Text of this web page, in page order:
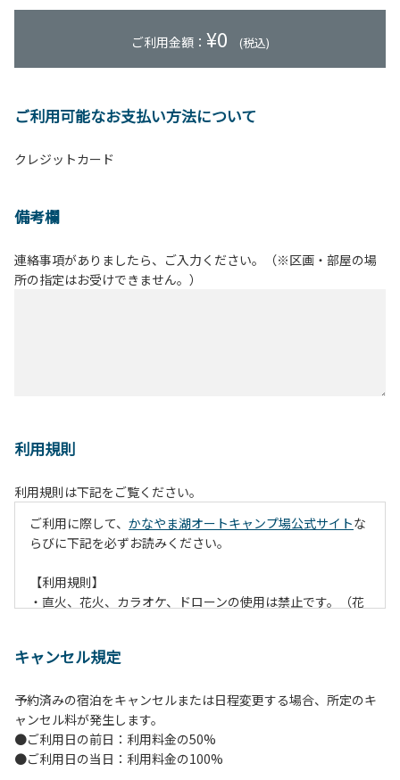
ご利用金額： ¥0 (税込)
ご利用可能なお支払い方法について
クレジットカード
備考欄
連絡事項がありましたら、ご入力ください。（※区画・部屋の場
所の指定はお受けできません。）
利用規則
利用規則は下記をご覧ください。
ご利用に際して、 かなやま湖オートキャンプ場公式サイトな
らびに下記を必ずお読みください。
【利用規則】
・直火、花火、カラオケ、ドローンの使用は禁止です。（花
て芝生が焼けないようご注意ください。
炭火、薪の燃え残ったものについては、灰・残り火入れに投
棄してください。
・ペットをお連れのお客様は、マナーに十分気をつけてくだ
さい。他のお客様の迷惑になりますと、退場していただきま
キャンセル規定
予約済みの宿泊をキャンセルまたは日程変更する場合、所定のキ
ャンセル料が発生します。
●ご利用日の前日：利用料金の50%
●ご利用日の当日：利用料金の100%